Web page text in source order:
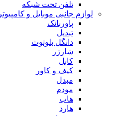
تلفن تحت شبکه
لوازم جانبی موبایل و کامپیوتر
پاوربانک
تبدیل
دانگل بلوتوث
شارژر
کابل
کیف و کاور
مبدل
مودم
هاب
هارد